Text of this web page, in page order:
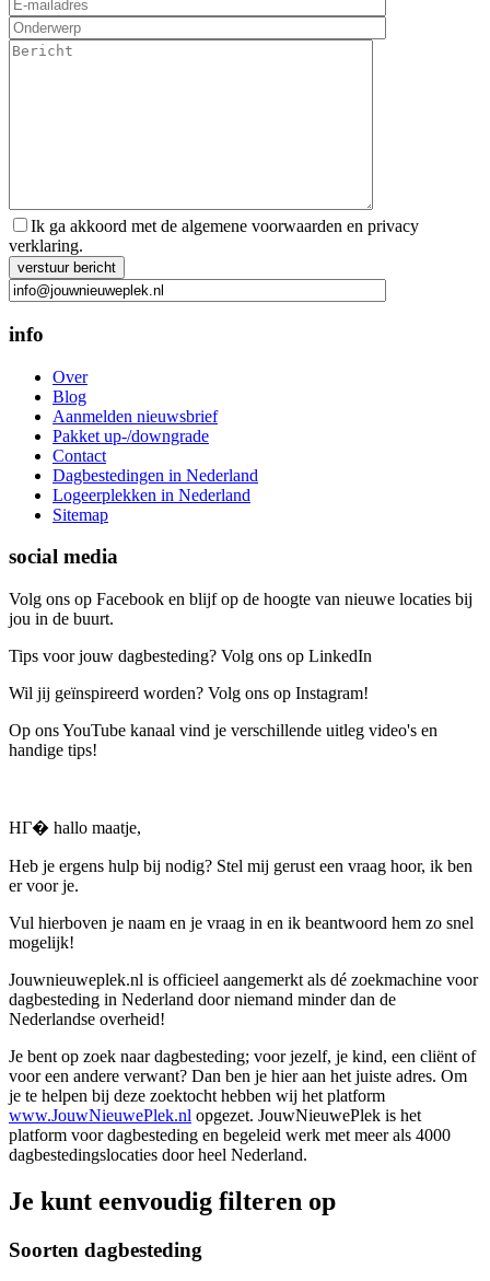
Ik ga akkoord met de algemene voorwaarden en privacy
verklaring.
Gelieve dit veld leeg te laten.
info
Over
Blog
Aanmelden nieuwsbrief
Pakket up-/downgrade
Contact
Dagbestedingen in Nederland
Logeerplekken in Nederland
Sitemap
social media
Volg ons op Facebook en blijf op de hoogte van nieuwe locaties bij
jou in de buurt.
Tips voor jouw dagbesteding? Volg ons op LinkedIn
Wil jij geïnspireerd worden? Volg ons op Instagram!
Op ons YouTube kanaal vind je verschillende uitleg video's en
handige tips!
HГ� hallo maatje,
Heb je ergens hulp bij nodig? Stel mij gerust een vraag hoor, ik ben
er voor je.
Vul hierboven je naam en je vraag in en ik beantwoord hem zo snel
mogelijk!
Jouwnieuweplek.nl is officieel aangemerkt als dé zoekmachine voor
dagbesteding in Nederland door niemand minder dan de
Nederlandse overheid!
Je bent op zoek naar dagbesteding; voor jezelf, je kind, een cliënt of
voor een andere verwant? Dan ben je hier aan het juiste adres. Om
je te helpen bij deze zoektocht hebben wij het platform
www.JouwNieuwePlek.nl opgezet. JouwNieuwePlek is het
platform voor dagbesteding en begeleid werk met meer als 4000
dagbestedingslocaties door heel Nederland.
Je kunt eenvoudig filteren op
Soorten dagbesteding